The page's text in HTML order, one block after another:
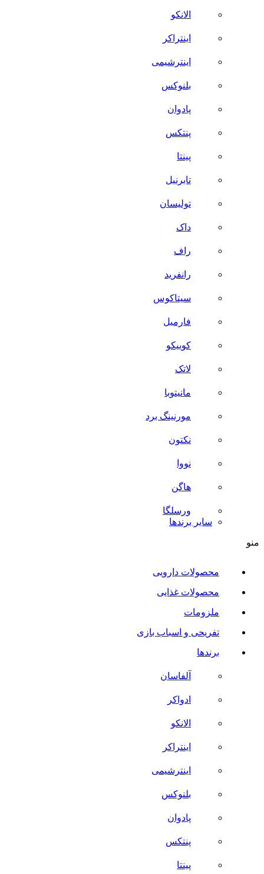
الانکو
اینتراکر
اینترشیمی
بلنوکس
پادوان
پنتکس
پینتا
تابرنیل
تولیسان
داک
راف
رانفرید
سیتاکوس
فارمیل
کوییکو
لاتک
مانیتوبا
مورنینگ برد
نکتون
نووا
هاگن
ورسلگا
سایر برند‌ها
منو
محصولات دارویی
محصولات غذایی
ملزومات
تفریحی و اسباب بازی
برندها
آلفاسان
ادواکر
الانکو
اینتراکر
اینترشیمی
بلنوکس
پادوان
پنتکس
پینتا